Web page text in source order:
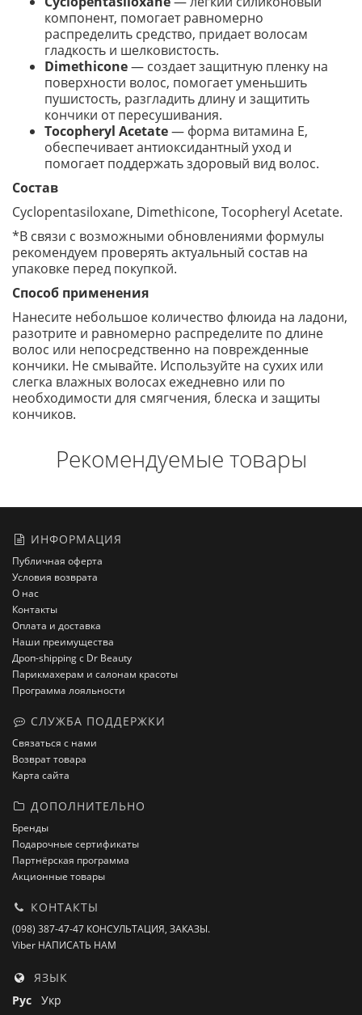
компонент, помогает равномерно
распределить средство, придает волосам
гладкость и шелковистость.
Dimethicone— создает защитную пленку на
поверхности волос, помогает уменьшить
пушистость, разгладить длину и защитить
кончики от пересушивания.
Tocopheryl Acetate— форма витамина Е,
обеспечивает антиоксидантный уход и
помогает поддержать здоровый вид волос.
Состав
Cyclopentasiloxane, Dimethicone, Tocopheryl Acetate.
*В связи с возможными обновлениями формулы
рекомендуем проверять актуальный состав на
упаковке перед покупкой.
Способ применения
Нанесите небольшое количество флюида на ладони,
разотрите и равномерно распределите по длине
волос или непосредственно на поврежденные
кончики. Не смывайте. Используйте на сухих или
слегка влажных волосах ежедневно или по
необходимости для смягчения, блеска и защиты
кончиков.
Рекомендуемые товары
ИНФОРМАЦИЯ
Публичная оферта
Условия возврата
О нас
Контакты
Оплата и доставка
Наши преимущества
Дроп-shipping с Dr Beauty
Парикмахерам и салонам красоты
Программа лояльности
СЛУЖБА ПОДДЕРЖКИ
Связаться с нами
Возврат товара
Карта сайта
ДОПОЛНИТЕЛЬНО
Бренды
Подарочные сертификаты
Партнёрская программа
Акционные товары
КОНТАКТЫ
(098) 387-47-47 КОНСУЛЬТАЦИЯ, ЗАКАЗЫ.
Viber НАПИСАТЬ НАМ
ЯЗЫК
Рус Укр